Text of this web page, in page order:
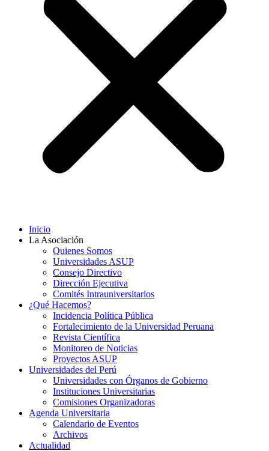
Inicio
La Asociación
Quienes Somos
Universidades ASUP
Consejo Directivo
Dirección Ejecutiva
Comités Intrauniversitarios
¿Qué Hacemos?
Incidencia Política Pública
Fortalecimiento de la Universidad Peruana
Revista Científica
Monitoreo de Noticias
Proyectos ASUP
Universidades del Perú
Universidades con Órganos de Gobierno
Instituciones Universitarias
Comisiones Organizadoras
Agenda Universitaria
Calendario de Eventos
Archivos
Actualidad